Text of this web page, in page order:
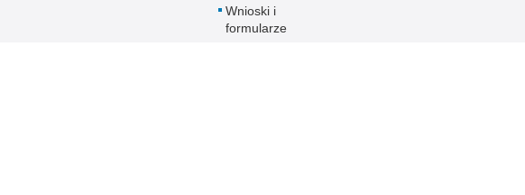
Wnioski i
formularze